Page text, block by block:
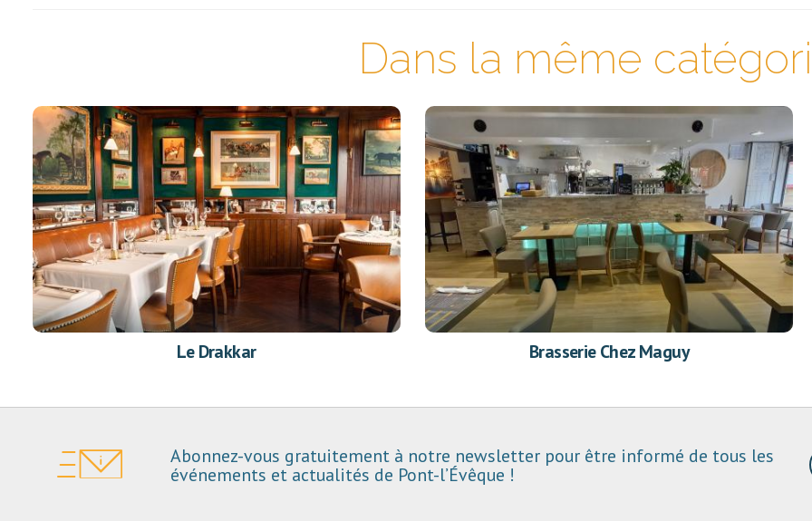
Dans la même
Le Drakkar Brasserie Chez Maguy
Abonnez-vous gratuitement à notre newsletter pour être informé de tous les
événements et actualités de Pont-l’Évêque !